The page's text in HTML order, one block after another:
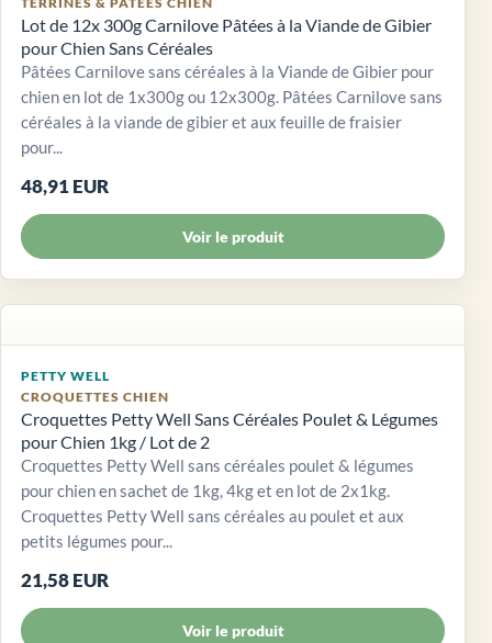
Lot de 12x 300g Carnilove Pâtées à la Viande de Gibier
pour Chien Sans Céréales
Pâtées Carnilove sans céréales à la Viande de Gibier pour
chien en lot de 1x300g ou 12x300g. Pâtées Carnilove sans
céréales à la viande de gibier et aux feuille de fraisier
pour...
48,91 EUR
Voir le produit
PETTY WELL
CROQUETTES CHIEN
Croquettes Petty Well Sans Céréales Poulet & Légumes
pour Chien 1kg / Lot de 2
Croquettes Petty Well sans céréales poulet & légumes
pour chien en sachet de 1kg, 4kg et en lot de 2x1kg.
Croquettes Petty Well sans céréales au poulet et aux
petits légumes pour...
21,58 EUR
Voir le produit